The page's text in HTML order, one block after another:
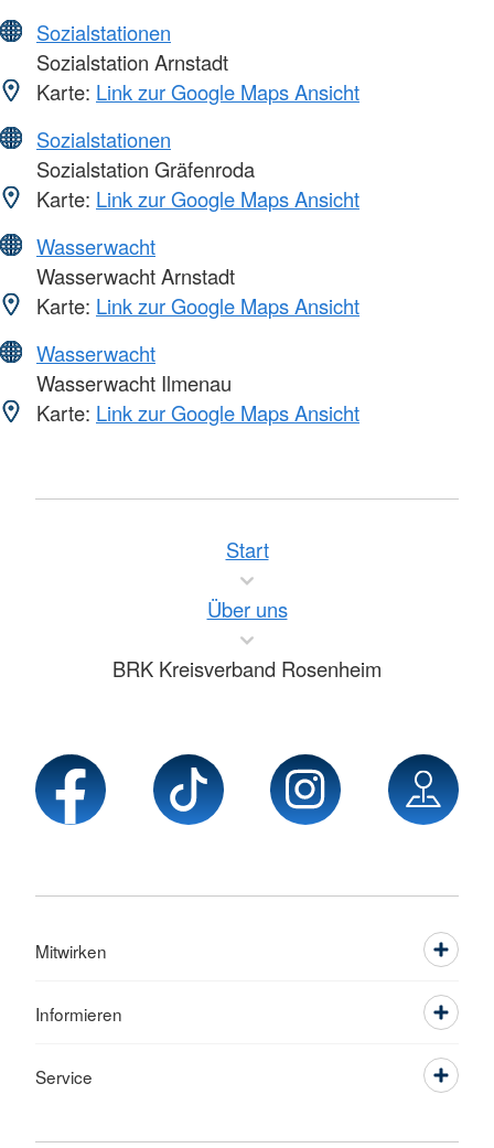
Sozialstationen
Sozialstation Arnstadt
Karte: Link zur Google Maps Ansicht
Sozialstationen
Sozialstation Gräfenroda
Karte: Link zur Google Maps Ansicht
Wasserwacht
Wasserwacht Arnstadt
Karte: Link zur Google Maps Ansicht
Wasserwacht
Wasserwacht Ilmenau
Karte: Link zur Google Maps Ansicht
Start
Über uns
BRK Kreisverband Rosenheim
Mitwirken
Informieren
Service